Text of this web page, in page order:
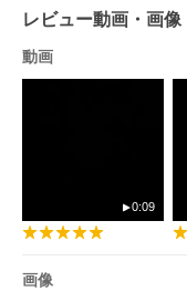
※上記以外の地域もで
</font>
<font color="#FF0000">
【ご注意ください】
レビュー動画・画像
動画
0:09
画像